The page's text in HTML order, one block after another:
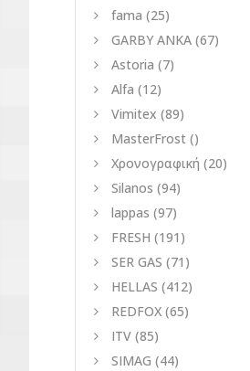
fama (25)
GARBY ANKA (67)
Astoria (7)
Alfa (12)
Vimitex (89)
MasterFrost ()
Χρονογραφική (20)
Silanos (94)
lappas (97)
FRESH (191)
SER GAS (71)
HELLAS (412)
REDFOX (65)
ITV (85)
SIMAG (44)